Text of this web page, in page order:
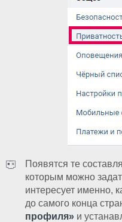
Появятся те
которым можно
интересует именно,
до самого конца
профиля» и